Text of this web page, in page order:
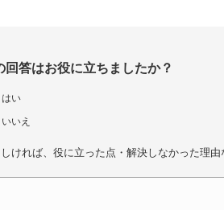
回答はお役に立ちましたか？
はい
いいえ
ければ、役に立った点・解決しなかった理